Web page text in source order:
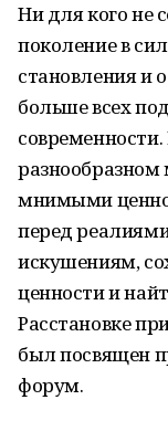
Ни для кого не
поколение в
становления и
больше всех
мнимыми
перед
искушениям,
ценности и
Расстановке
был посвящен
форум.